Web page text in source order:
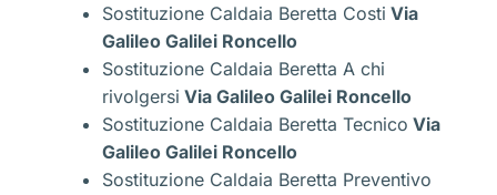
Sostituzione Caldaia Beretta Costi Via
Galileo Galilei Roncello
Sostituzione Caldaia Beretta A chi
rivolgersi Via Galileo Galilei Roncello
Sostituzione Caldaia Beretta Tecnico Via
Galileo Galilei Roncello
Sostituzione Caldaia Beretta Preventivo